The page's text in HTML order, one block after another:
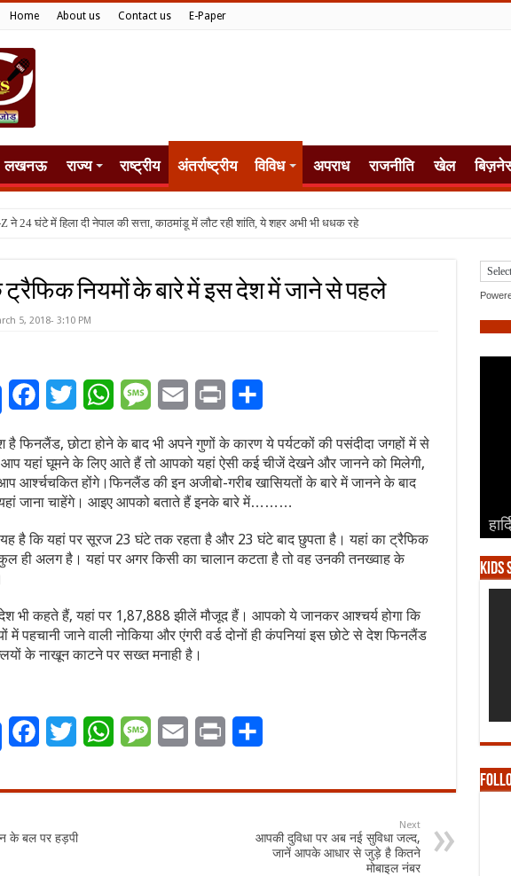
Home About us Contact us E-Paper
लखनऊ राज्य राष्ट्रीय अंतर्राष्ट्रीय विविध अपराध राजनीति खेल
प
नियमों के बारे में इस देश में जाने से पहले
5, 2018- 3:10 PM
FacebookTwitterWhatsAppMessageEmail Print
फिनलैंड, छोटा होने के बाद भी अपने गुणों के कारण ये पर्यटकों की पसंदीदा जगहों में से
यहां घूमने के लिए आते हैं तो आपको यहां ऐसी कई चीजें देखने और जानने को मिलेगी,
आर्श्चचकित होंगे।फिनलैंड की इन अजीबो-गरीब खासियतों के बारे में जानने के बाद
जाना चाहेंगे। आइए आपको बताते हैं इनके बारे में………
है कि यहां पर सूरज 23 घंटे तक रहता है और 23 घंटे बाद छुपता है। यहां का ट्रैफिक
ही अलग है। यहां पर अगर किसी का चालान कटता है तो वह उनकी तनख्वाह के
भी कहते हैं, यहां पर 1,87,888 झीलें मौजूद हैं। आपको ये जानकर आश्चर्य होगा कि
में पहचानी जाने वाली नोकिया और एंगरी वर्ड दोनों ही कंपनियां इस छोटे से देश फिनलैंड
के नाखून काटने पर सख्त मनाही है।
FacebookTwitterWhatsAppMessageEmail Print
के बल पर हड़पी
Next
आपकी दुविधा पर अब नई सुविधा जल्द,
जानें आपके आधार से जुड़े है कितने
मोबाइल नंबर
Kids